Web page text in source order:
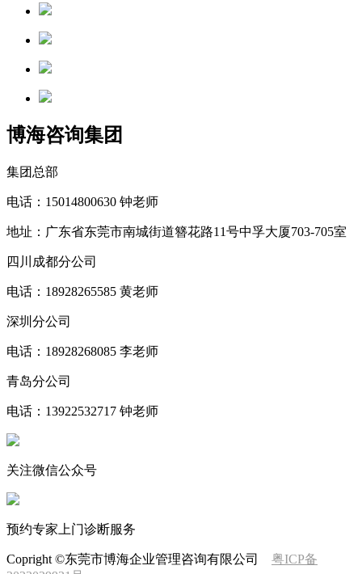
博海咨询集团
集团总部
电话：15014800630 钟老师
地址：广东省东莞市南城街道簪花路11号中孚大厦703-705室
四川成都分公司
电话：18928265585 黄老师
深圳分公司
电话：18928268085 李老师
青岛分公司
电话：13922532717 钟老师
关注微信公众号
预约专家上门诊断服务
Copright ©东莞市博海企业管理咨询有限公司 粤ICP备